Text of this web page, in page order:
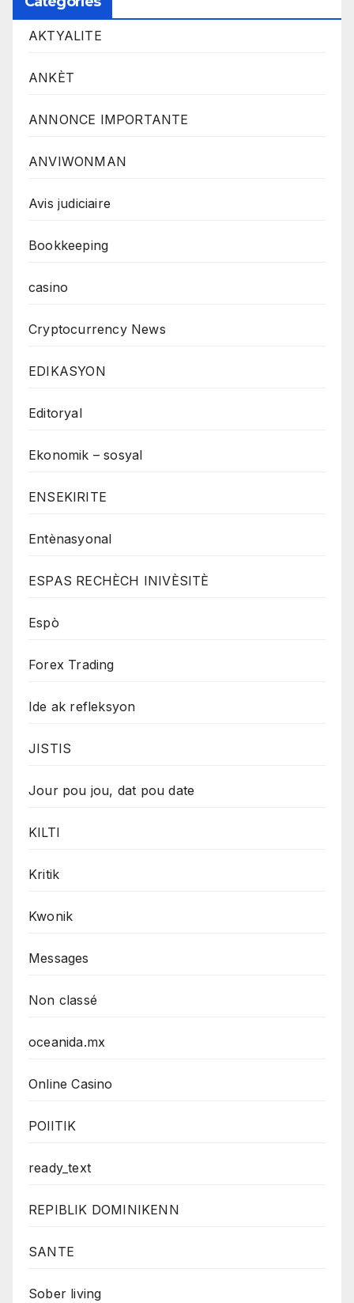
AKTYALITE
ANKÈT
ANNONCE IMPORTANTE
ANVIWONMAN
Avis judiciaire
Bookkeeping
casino
Cryptocurrency News
EDIKASYON
Editoryal
Ekonomik – sosyal
ENSEKIRITE
Entènasyonal
ESPAS RECHÈCH INIVÈSITÈ
Espò
Forex Trading
Ide ak refleksyon
JISTIS
Jour pou jou, dat pou date
KILTI
Kritik
Kwonik
Messages
Non classé
oceanida.mx
Online Casino
POlITIK
ready_text
REPIBLIK DOMINIKENN
SANTE
Sober living